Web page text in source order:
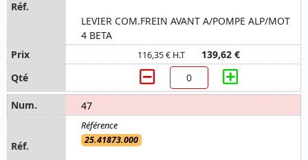
LEVIER COM.FREIN AVANT A/POMPE ALP/MOT
4 BETA
116,35 € H.T 139,62 €
47
25.41873.000